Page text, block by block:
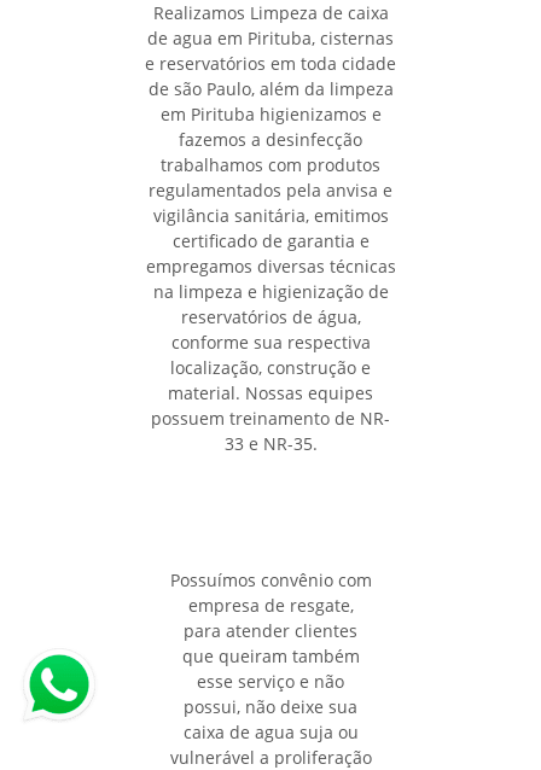
Realizamos Limpeza de caixa
de agua em Pirituba, cisternas
e reservatórios em toda cidade
de são Paulo, além da limpeza
em Pirituba higienizamos e
fazemos a desinfecção
trabalhamos com produtos
regulamentados pela anvisa e
vigilância sanitária, emitimos
certificado de garantia e
empregamos diversas técnicas
na limpeza e higienização de
reservatórios de água,
conforme sua respectiva
localização, construção e
material. Nossas equipes
possuem treinamento de NR-
33 e NR-35.
Possuímos convênio com
empresa de resgate,
para atender clientes
que queiram também
esse serviço e não
possui, não deixe sua
caixa de agua suja ou
vulnerável a proliferação